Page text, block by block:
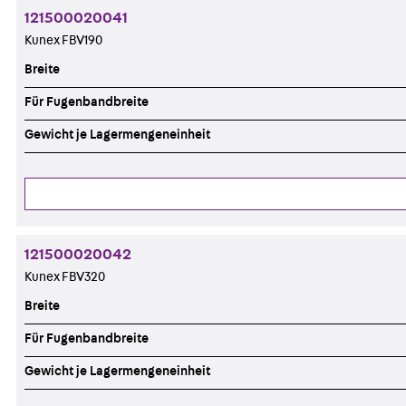
121500020041
Kunex FBV190
Breite
Für Fugenbandbreite
Gewicht je Lagermengeneinheit
121500020042
Kunex FBV320
Breite
Für Fugenbandbreite
Gewicht je Lagermengeneinheit